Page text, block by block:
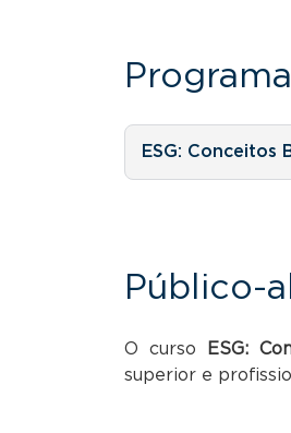
Programa
ESG: Conceitos
Público-
O curso ESG:
superior e